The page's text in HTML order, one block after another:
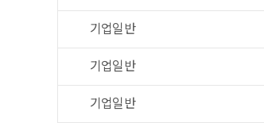
기업일반
기업일반
기업일반